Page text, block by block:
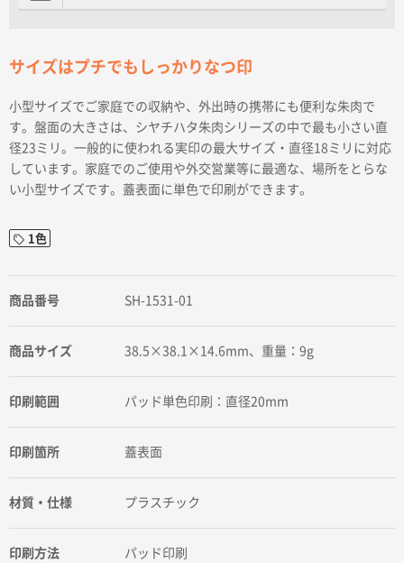
サイズはプチでもしっかりなつ印
小型サイズでご家庭での収納や、外出時の携帯にも便利な朱肉で
す。盤面の大きさは、シヤチハタ朱肉シリーズの中で最も小さい直
径23ミリ。一般的に使われる実印の最大サイズ・直径18ミリに対応
しています。家庭でのご使用や外交営業等に最適な、場所をとらな
い小型サイズです。蓋表面に単色で印刷ができます。
1色
商品番号 SH-1531-01
商品サイズ 38.5×38.1×14.6mm、重量：9g
印刷範囲 パッド単色印刷：直径20mm
印刷箇所 蓋表面
材質・仕様 プラスチック
印刷方法 パッド印刷